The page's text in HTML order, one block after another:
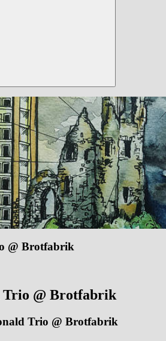
Suchen
@ Brotfabrik
Trio @ Brotfabrik
Trio @ Brotfabrik